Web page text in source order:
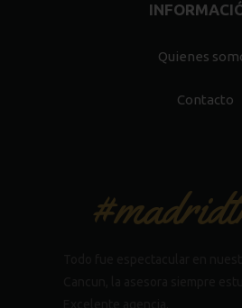
Quienes
Contacto